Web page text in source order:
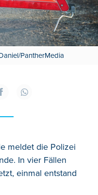
PantherMedia
meldet die Polizei
In vier Fällen
einmal entstand